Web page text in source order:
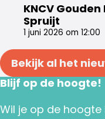
KNCV
Spruijt
1 juni 2026 om 12:00
Bekijk al het
Blijf op de hoogte!
Wil je op de